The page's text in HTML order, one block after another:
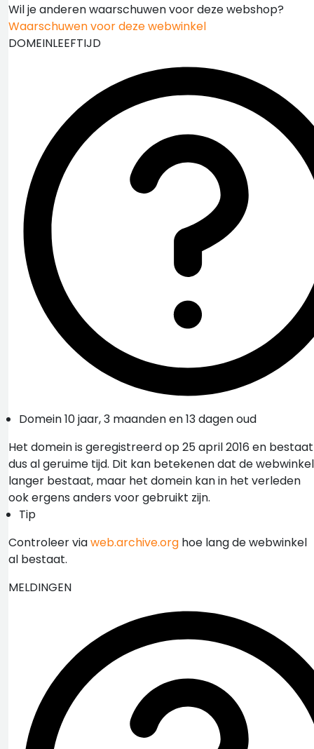
Wil je anderen waarschuwen voor deze webshop?
Waarschuwen voor deze webwinkel
DOMEINLEEFTIJD
Domein 10 jaar, 3 maanden en 13 dagen oud
Het domein is geregistreerd op 25 april 2016 en bestaat
dus al geruime tijd. Dit kan betekenen dat de webwinkel
langer bestaat, maar het domein kan in het verleden
ook ergens anders voor gebruikt zijn.
Tip
Controleer viaweb.archive.org hoe lang de webwinkel
al bestaat.
MELDINGEN